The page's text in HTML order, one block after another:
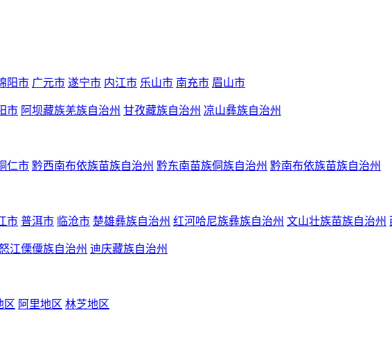
阳市 广元市 遂宁市 内江市 乐山市 南充市 眉山市
市 阿坝藏族羌族自治州 甘孜藏族自治州 凉山彝族自治州
仁市 黔西南布依族苗族自治州 黔东南苗族侗族自治州 黔南布依族苗族自治州
市 普洱市 临沧市 楚雄彝族自治州 红河哈尼族彝族自治州 文山壮族苗族自治州
怒江傈僳族自治州 迪庆藏族自治州
区 阿里地区 林芝地区